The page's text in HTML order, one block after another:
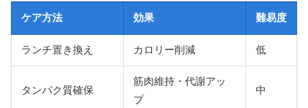
ケア方法 効果 難易度
ランチ置き換え カロリー削減 低
タンパク質確保
筋肉維持・代謝アッ
プ
中